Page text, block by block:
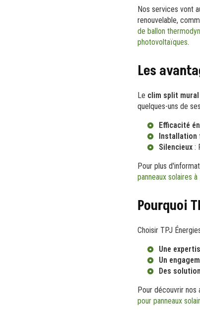
Nos services vont
renouvelable,
de ballon
photovoltaïques.
Les
Le clim split mural
quelques-uns de
Efficacité
Installation
Silencieux :
Pour plus
panneaux solaires à
Pourquoi
Choisir TPJ
Une
Un
Des
Pour découvrir nos
pour panneaux